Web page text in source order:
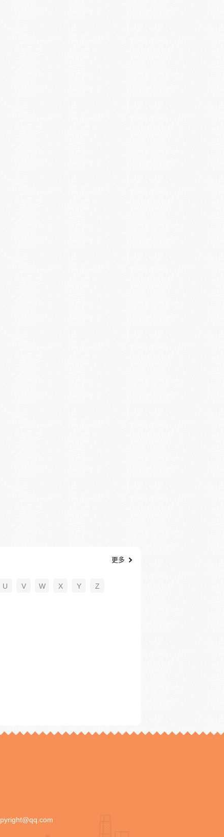
更多
U V W X Y Z